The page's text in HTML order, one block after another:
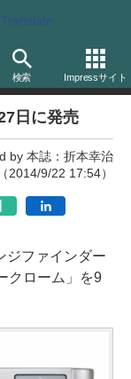
Translate
検索 Impressサイト
日に発売
by 本誌：折本幸治
（2014/9/22 17:54）
ジファインダー
クローム」を9